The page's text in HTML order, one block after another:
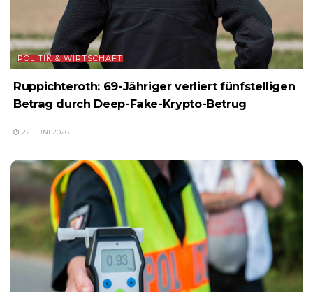
POLITIK & WIRTSCHAFT
Ruppichteroth: 69-Jähriger verliert fünfstelligen
Betrag durch Deep-Fake-Krypto-Betrug
22. JUNI 2026